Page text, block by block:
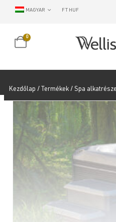
MAGYAR FT HUF
0
Kezdőlap / Termékek/ Spa